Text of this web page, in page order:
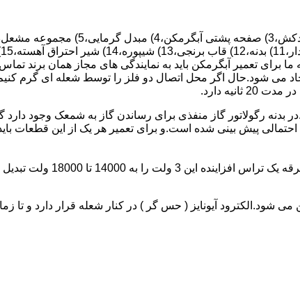
می شود.حال اگر محل اتصال دو فلز را توسط شعله ای گرم
رگولاتور گاز منفذی برای رساندن گاز به شمعک وجود دارد
پیش بینی شده است.و برای تعمیر هر یک از این قطعات باید
برد کنترل آبگرمکن:نیروی محرکه این برد از یک
آیونایز ( حس گر ) در کنار شعله قرار دارد و تا